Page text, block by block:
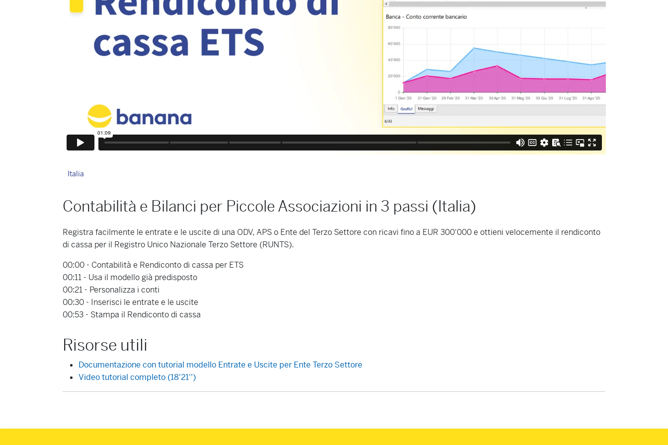
Italia
Contabilità e Bilanci per Piccole Associazioni in 3 passi (Italia)
Registra facilmente le entrate e le uscite di una ODV, APS o Ente del Terzo Settore con ricavi fino a EUR 300'000 e ottieni velocemente il rendiconto
di cassa per il Registro Unico Nazionale Terzo Settore (RUNTS).
00:00 - Contabilità e Rendiconto di cassa per ETS
00:11 - Usa il modello già predisposto
00:21 - Personalizza i conti
00:30 - Inserisci le entrate e le uscite
00:53 - Stampa il Rendiconto di cassa
Risorse utili
Documentazione con tutorial modello Entrate e Uscite per Ente Terzo Settore
Video tutorial completo (18'21'')